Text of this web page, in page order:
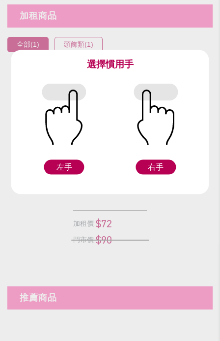
加租商品
全部(1) 頭飾類(1)
小紅髮叉頭飾
加租價 $72
門市價 $90
推薦商品
選擇慣用手
左手 右手